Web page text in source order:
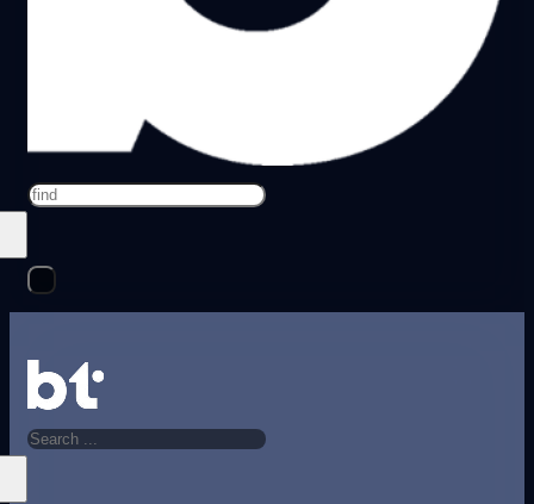
Search
Search